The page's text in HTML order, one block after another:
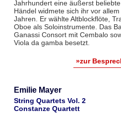
Jahrhundert eine äußerst
Händel widmete sich ihr vor
Jahren. Er wählte Altblockflöte,
Oboe als Soloinstrumente. Das
Ganassi Consort mit Cembalo
Viola da gamba besetzt.
»zur
Emilie Mayer
String Quartets Vol. 2
Constanze Quartett